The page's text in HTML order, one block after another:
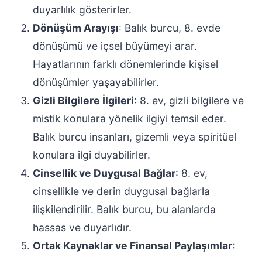
duyarlılık gösterirler.
Dönüşüm Arayışı: Balık burcu, 8. evde
dönüşümü ve içsel büyümeyi arar.
Hayatlarının farklı dönemlerinde kişisel
dönüşümler yaşayabilirler.
Gizli Bilgilere İlgileri: 8. ev, gizli bilgilere ve
mistik konulara yönelik ilgiyi temsil eder.
Balık burcu insanları, gizemli veya spiritüel
konulara ilgi duyabilirler.
Cinsellik ve Duygusal Bağlar: 8. ev,
cinsellikle ve derin duygusal bağlarla
ilişkilendirilir. Balık burcu, bu alanlarda
hassas ve duyarlıdır.
Ortak Kaynaklar ve Finansal Paylaşımlar: